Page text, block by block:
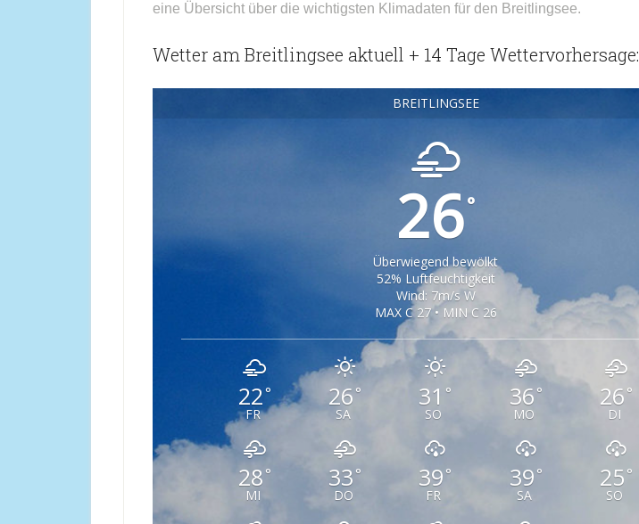
eine Übersicht über die wichtigsten Klimadaten für den Breitlingsee.
Wetter am Breitlingsee aktuell + 14 Tage Wettervorhersage:
BREITLINGSEE
26°
Überwiegend bewölkt
52% Luftfeuchtigkeit
Wind: 7m/s W
MAX C 27 • MIN C 26
22°
FR
26 °
SA
31 °
SO
36 °
MO
26 °
DI
28 °
MI
33 °
DO
39 °
FR
39 °
SA
25 °
SO